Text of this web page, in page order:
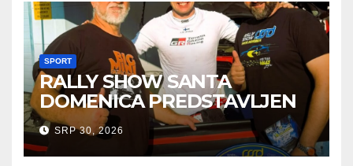
SPORT
RALLY SHOW SANTA
DOMENICA PREDSTAVLJEN
U AUSTRIJI
SRP 30, 2026